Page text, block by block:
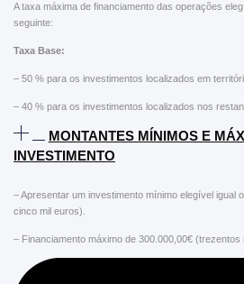
A taxa máxima de financiamento das operações
seguinte:
Taxa Base:
– 50 % para os investimentos localizados em
– 40 % para os investimentos localizados nos
MONTANTES MÍNIMOS E
INVESTIMENTO
– Apresentar um investimento mínimo elegível igual
cinco mil euros).
– Financiamento máximo de 300.000,00€ (trezentos